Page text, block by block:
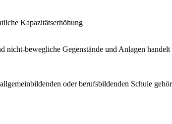
Kapazitätserhöhung
nicht-bewegliche Gegenstände und Anlagen handelt
oder berufsbildenden Schule